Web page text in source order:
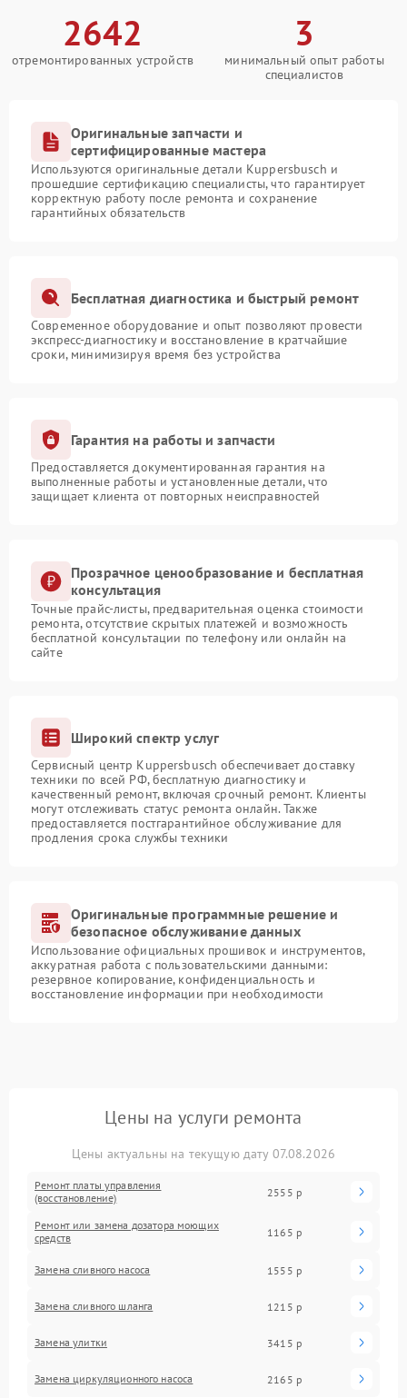
2642
отремонтированных устройств
3
минимальный опыт работы
специалистов
Оригинальные запчасти и
сертифицированные мастера
Используются оригинальные детали Kuppersbusch и
прошедшие сертификацию специалисты, что гарантирует
корректную работу после ремонта и сохранение
гарантийных обязательств
Бесплатная диагностика и быстрый ремонт
Современное оборудование и опыт позволяют провести
экспресс-диагностику и восстановление в кратчайшие
сроки, минимизируя время без устройства
Гарантия на работы и запчасти
Предоставляется документированная гарантия на
выполненные работы и установленные детали, что
защищает клиента от повторных неисправностей
Прозрачное ценообразование и бесплатная
консультация
Точные прайс-листы, предварительная оценка стоимости
ремонта, отсутствие скрытых платежей и возможность
бесплатной консультации по телефону или онлайн на
сайте
Широкий спектр услуг
Сервисный центр Kuppersbusch обеспечивает доставку
техники по всей РФ, бесплатную диагностику и
качественный ремонт, включая срочный ремонт. Клиенты
могут отслеживать статус ремонта онлайн. Также
предоставляется постгарантийное обслуживание для
продления срока службы техники
Оригинальные программные решение и
безопасное обслуживание данных
Использование официальных прошивок и инструментов,
аккуратная работа с пользовательскими данными:
резервное копирование, конфиденциальность и
восстановление информации при необходимости
Цены на услуги ремонта
Цены актуальны на текущую дату 07.08.2026
Ремонт платы управления
(восстановление)
2555 р
Ремонт или замена дозатора моющих
средств
1165 р
Замена сливного насоса 1555 р
Замена сливного шланга 1215 р
Замена улитки 3415 р
Замена циркуляционного насоса 2165 р